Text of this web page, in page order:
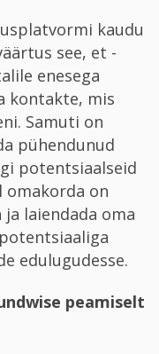
kaudu
see, et
enesega
kontakte, mis
Samuti on
pühendunud
potentsiaalseid
omakorda on
laiendada oma
edulugudesse.
peamiselt